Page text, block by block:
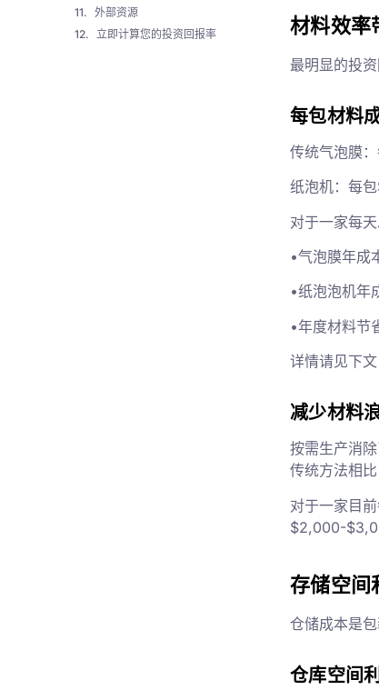
外部资源
立即计算您的投资回报率
材料效率
最明显的投
每包材料
传统气泡膜
纸泡机：每
对于一家每
•气泡膜年
•纸泡泡机
•年度材料节
详情请见下
减少材料
按需生产消
传统方法相
对于一家目
$2,000-
存储空间
仓储成本是
仓库空间